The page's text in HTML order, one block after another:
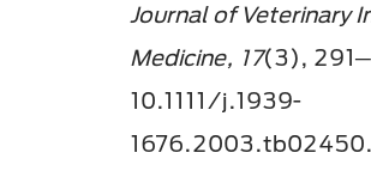
Journal of Veterinary
Medicine, 17(3),
10.1111/j.1939-